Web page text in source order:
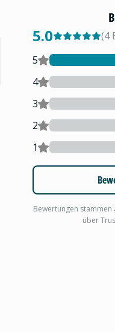
5.0 (4
5
4
3
2
1
Bewertungen
über